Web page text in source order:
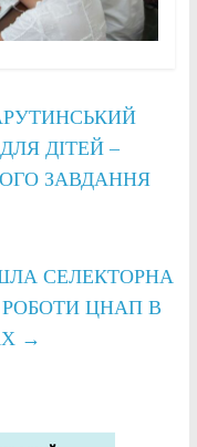
ДІТЕЙ –
ЗАВДАННЯ
СЕЛЕКТОРНА
РОБОТИ ЦНАП В
→